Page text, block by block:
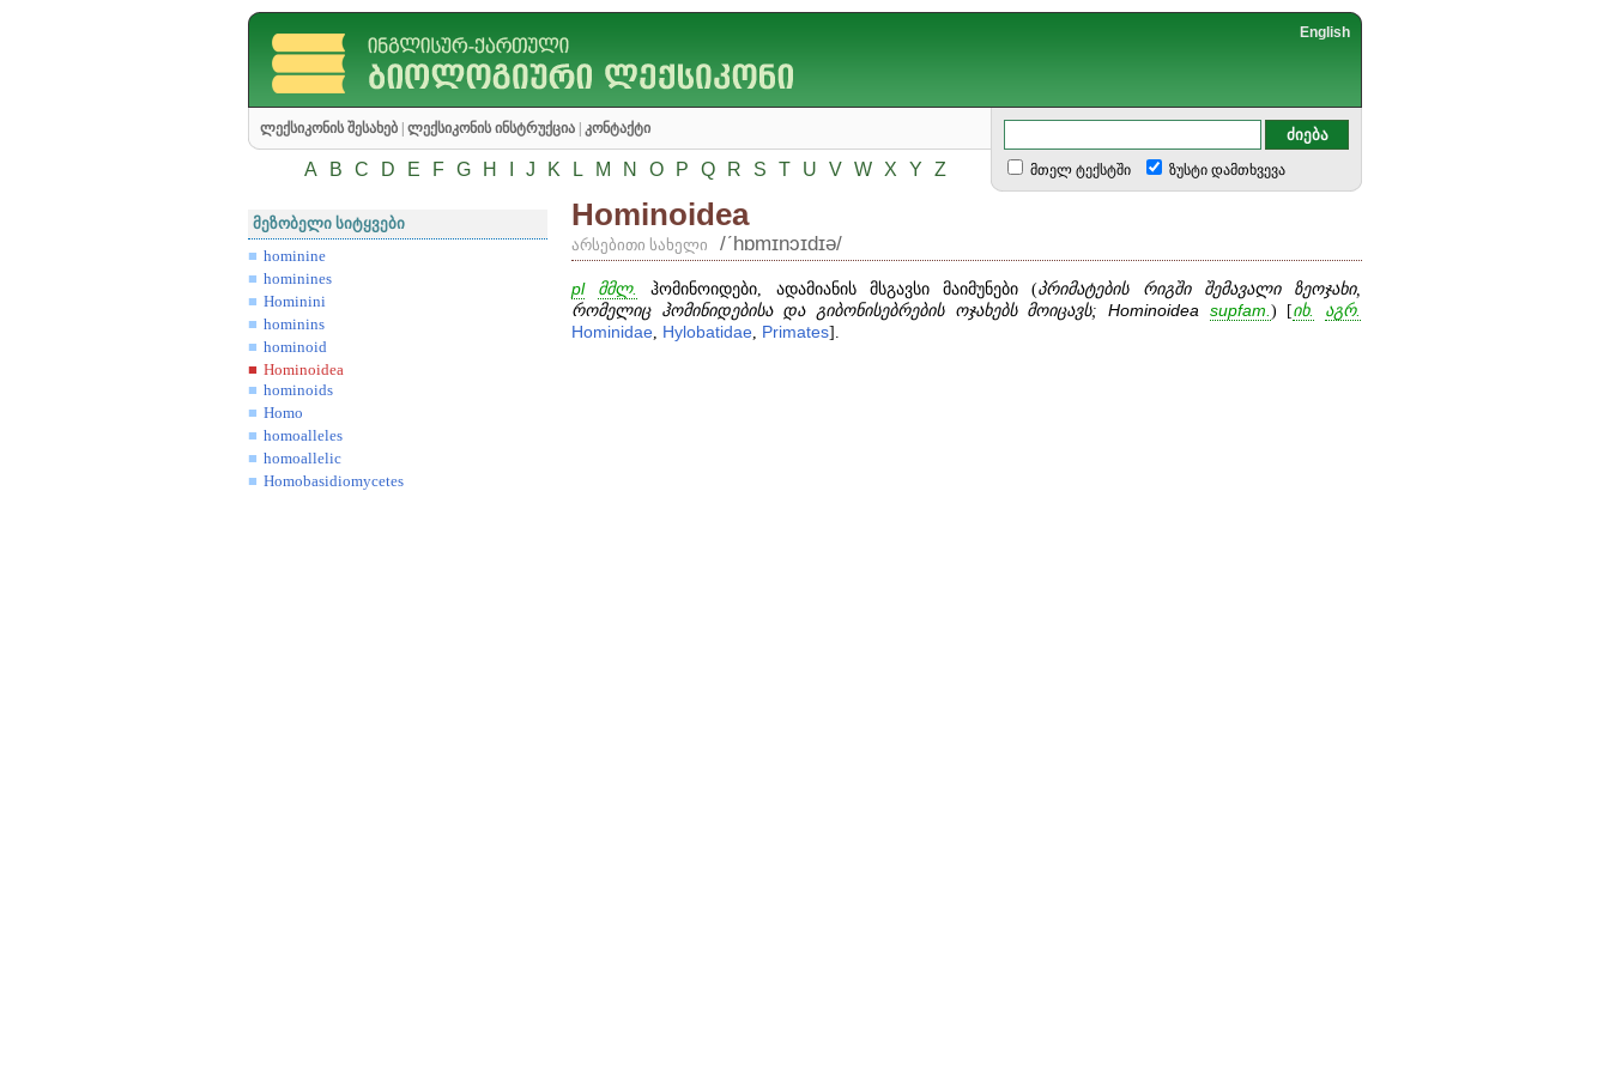
English
ლექსიკონის შესახებ ლექსიკონის ინსტრუქცია კონტაქტი
A B C D E F G H J K L M N O P Q R S T U V W X Y Z მთელ ტექსტში ზუსტი დამთხვევა
მეზობელი სიტყვები
hominine
hominines
Hominini
hominins
hominoid
Hominoidea
hominoids
Homo
homoalleles
homoallelic
Homobasidiomycetes
Hominoidea
არსებითი სახელი /ʹhɒmɪnɔɪdɪə/
pl მმლ. ჰომინოიდები, ადამიანის მსგავსი მაიმუნები (პრიმატების რიგში შემავალი ზეოჯახი,
რომელიც ჰომინიდებისა და გიბონისებრების ოჯახებს მოიცავს; Hominoidea supfam ) [იხ.
აგრ.
Hominidae Hylobatidae Primates].